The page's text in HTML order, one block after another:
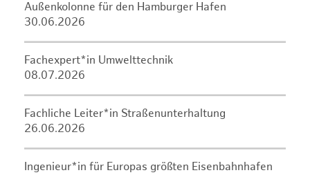
Außenkolonne für den Hamburger Hafen
30.06.2026
Fachexpert*in Umwelttechnik
08.07.2026
Fachliche Leiter*in Straßenunterhaltung
26.06.2026
Ingenieur*in für Europas größten Eisenbahnhafen